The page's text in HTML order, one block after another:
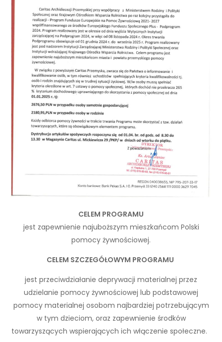
CELEM PROGRAMU
jest zapewnienie najuboższym mieszkańcom Polski
pomocy żywnościowej.
CELEM SZCZEGÓŁOWYM PROGRAMU
jest przeciwdziałanie deprywacji materialnej przez
udzielanie pomocy żywnościowej lub podstawowej
pomocy materialnej osobom najbardziej potrzebującym
w tym dzieciom, oraz zapewnienie środków
towarzyszących wspierających ich włączenie społeczne.